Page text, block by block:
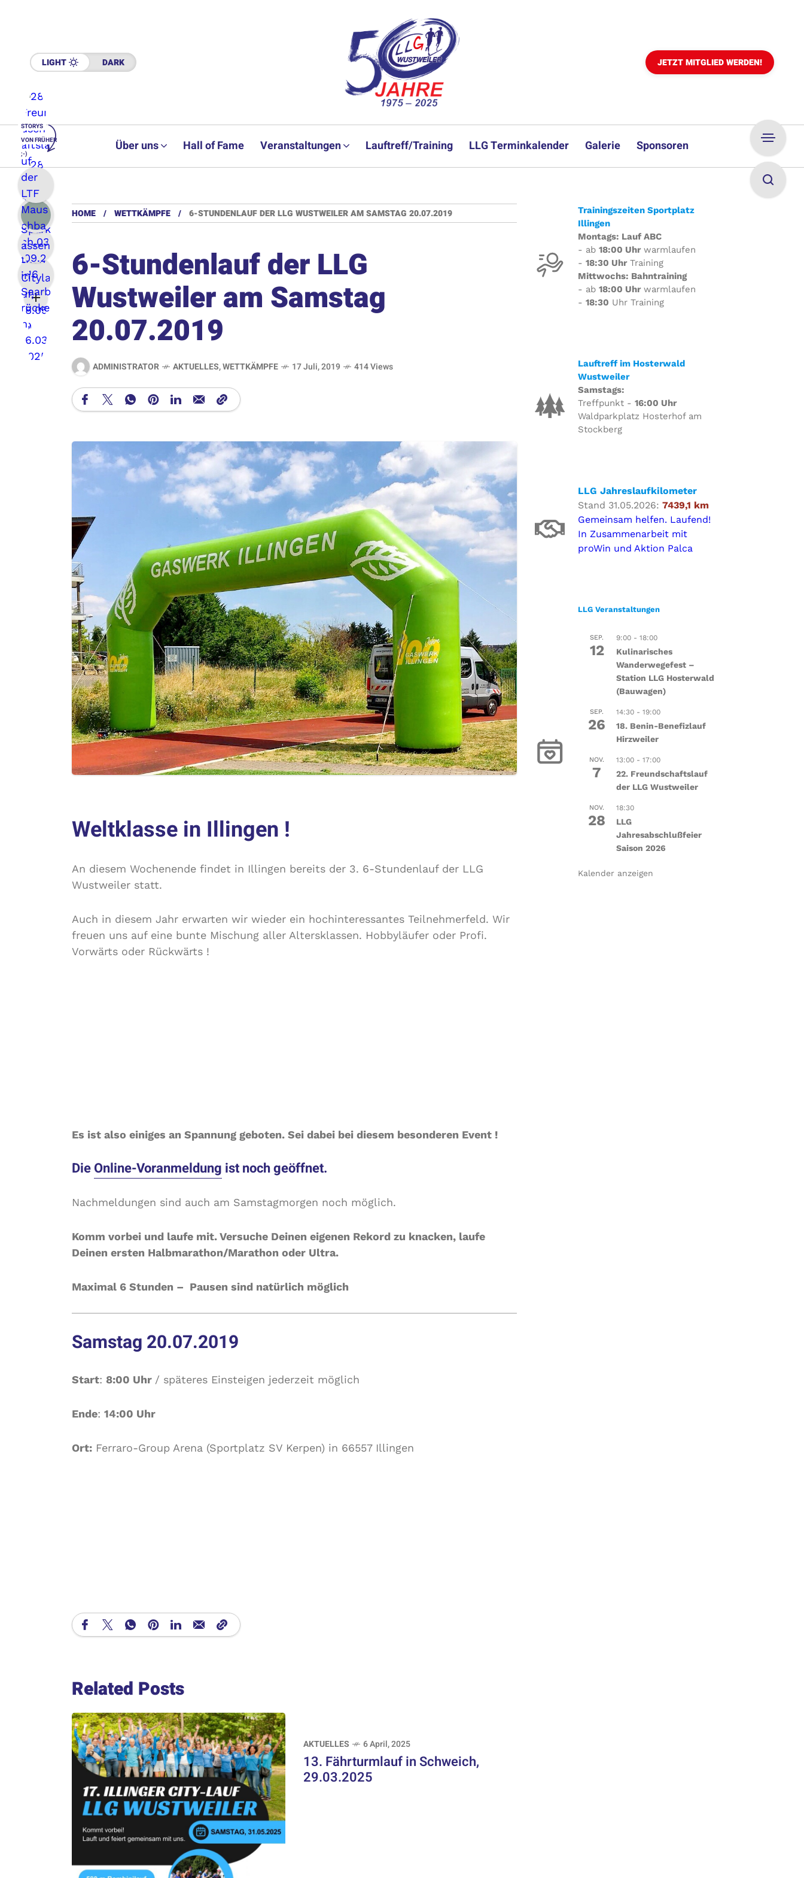
LIGHT DARK JETZT MITGLIED WERDEN!
Über uns Hall of Fame Veranstaltungen Lauftreff/Training LLG Terminkalender Galerie Sponsoren
HOME WETTKÄMPFE 6-STUNDENLAUF DER LLG WUSTWEILER AM SAMSTAG 20.07.2019
6-Stundenlauf der LLG
Wustweiler am Samstag
20.07.2019
ADMINISTRATOR AKTUELLES,WETTKÄMPFE 17 Juli, 2019 414 Views
Weltklasse in Illingen !
An diesem Wochenende findet in Illingen bereits der 3. 6-Stundenlauf der LLG
Wustweiler statt.
Auch in diesem Jahr erwarten wir wieder ein hochinteressantes Teilnehmerfeld. Wir
freuen uns auf eine bunte Mischung aller Altersklassen. Hobbyläufer oder Profi.
Vorwärts oder Rückwärts !
Es ist also einiges an Spannung geboten. Sei dabei bei diesem besonderen Event !
DieOnline-Voranmeldung ist noch geöffnet.
Nachmeldungen sind auch am Samstagmorgen noch möglich.
Komm vorbei und laufe mit. Versuche Deinen eigenen Rekord zu knacken, laufe
Deinen ersten Halbmarathon/Marathon oder Ultra.
Maximal 6 Stunden – Pausen sind natürlich möglich
Samstag 20.07.2019
Start: 8:00 Uhr / späteres Einsteigen jederzeit möglich
Ende: 14:00 Uhr
Ort: Ferraro-Group Arena (Sportplatz SV Kerpen) in 66557 Illingen
Related Posts
AKTUELLES 6 April, 2025
13. Fährturmlauf in Schweich,
29.03.2025
Trainingszeiten Sportplatz
Illingen
Montags: Lauf ABC
- ab 18:00 Uhrwarmlaufen
- 18:30 UhrTraining
Mittwochs: Bahntraining
- ab 18:00 Uhrwarmlaufen
- 18:30 Uhr Training
Lauftreff im Hosterwald
Wustweiler
Samstags:
Treffpunkt - 16:00 Uhr
Waldparkplatz Hosterhof am
Stockberg
LLG Jahreslaufkilometer
Stand 31.05.2026: 7439,1 km
Gemeinsam helfen. Laufend!
In Zusammenarbeit mit
proWin und Aktion Palca
LLG Veranstaltungen
SEP.
12
9:00- 18:00
Kulinarisches
Wanderwegefest –
Station LLG Hosterwald
(Bauwagen)
SEP.
26
14:30- 19:00
18. Benin-Benefizlauf
Hirzweiler
NOV.
7
13:00- 17:00
22. Freundschaftslauf
der LLG Wustweiler
NOV.
28
18:30
LLG
Jahresabschlußfeier
Saison 2026
Kalender anzeigen
STORYS
VON FRÜHER
;-)